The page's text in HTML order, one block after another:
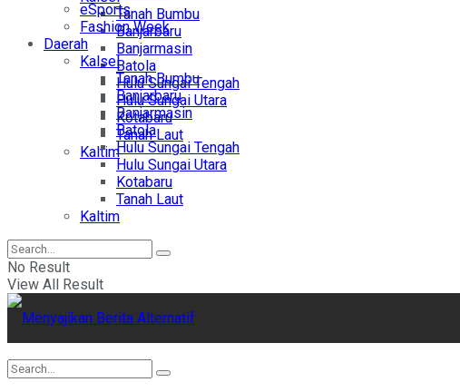
Tanah Bumbu
Banjarbaru
Banjarmasin
Batola
Hulu Sungai Tengah
Hulu Sungai Utara
Kotabaru
Tanah Laut
Kaltim
eSports
Fashion Week
Daerah
Kalsel
Tanah Bumbu
Banjarbaru
Banjarmasin
Batola
Hulu Sungai Tengah
Hulu Sungai Utara
Kotabaru
Tanah Laut
Kaltim
No Result
View All Result